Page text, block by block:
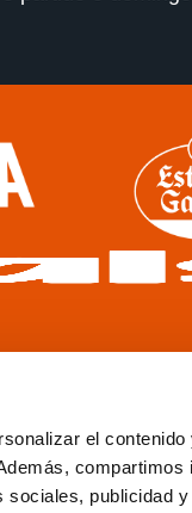
el
compartimos
publicidad